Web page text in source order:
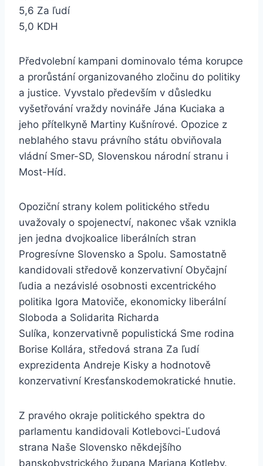
5,6 Za ľudí
5,0 KDH
Předvolební kampani dominovalo téma korupce
a prorůstání organizovaného zločinu do politiky
a justice. Vyvstalo především v důsledku
vyšetřování vraždy novináře Jána Kuciaka a
jeho přítelkyně Martiny Kušnírové. Opozice z
neblahého stavu právního státu obviňovala
vládní Smer-SD, Slovenskou národní stranu i
Most-Híd.
Opoziční strany kolem politického středu
uvažovaly o spojenectví, nakonec však vznikla
jen jedna dvojkoalice liberálních stran
Progresívne Slovensko a Spolu. Samostatně
kandidovali středově konzervativní Obyčajní
ľudia a nezávislé osobnosti excentrického
politika Igora Matoviče, ekonomicky liberální
Sloboda a Solidarita Richarda
Sulíka, konzervativně populistická Sme rodina
Borise Kollára, středová strana Za ľudí
exprezidenta Andreje Kisky a hodnotově
konzervativní Kresťanskodemokratické hnutie.
Z pravého okraje politického spektra do
parlamentu kandidovali Kotlebovci-Ľudová
strana Naše Slovensko někdejšího
banskobystrického župana Mariana Kotleby.